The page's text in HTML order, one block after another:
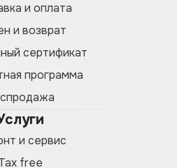
и оплата
и возврат
сертификат
программа
и сервис
free